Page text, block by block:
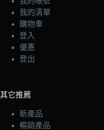
我的清單
購物車
登入
優惠
登出
其它推薦
新產品
暢銷產品